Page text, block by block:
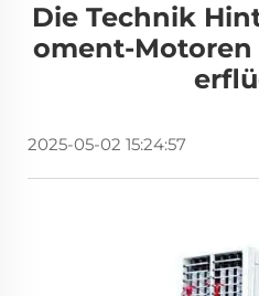
Die Technik
Oment-
2025-05-02 15:24:57